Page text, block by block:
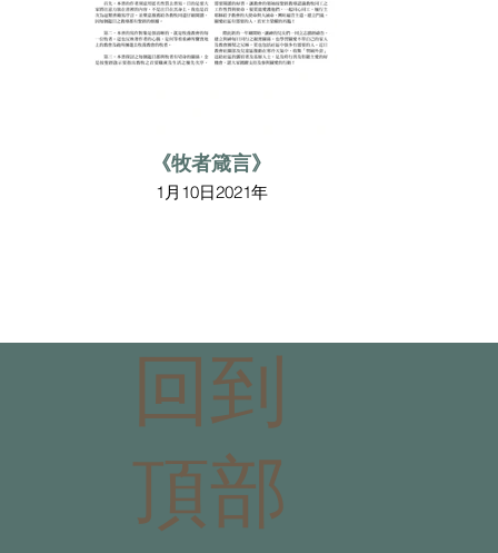
《牧者箴言》
1月10日2021年
回到
頂部